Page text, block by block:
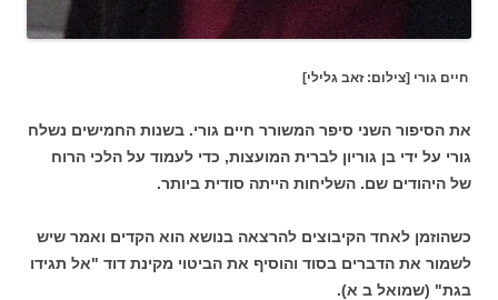
חיים גורי [צילום: זאב גלילי]
את הסיפור השני סיפר המשורר חיים גורי. בשנות החמישים נשלח
גורי על ידי בן גוריון לברית המועצות, כדי לעמוד על הלכי הרוח
של היהודים שם. השליחות הייתה סודית ביותר.
כשהוזמן לאחד הקיבוצים להרצאה בנושא הוא הקדים ואמר שיש
לשמור את הדברים בסוד והוסיף את הביטוי מקינת דוד "אל תגידו
בגת" (שמואל ב א).